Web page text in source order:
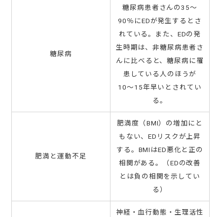
糖尿病
糖尿病患者さんの35〜
90％にEDが発生するとさ
れている。また、EDの発
生時期は、非糖尿病患者さ
んに比べると、糖尿病に罹
患している人のほうが
10〜15年早いとされてい
る。
肥満と運動不足
肥満度（BMI）の増加にと
もない、EDリスクが上昇
する。BMIはED悪化と正の
相関がある。（EDの改善
とは負の相関を示してい
る）
神経・血行動態・生理活性